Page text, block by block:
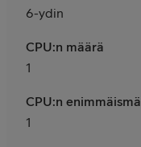
6-ydin
CPU:n määrä
1
CPU:n
1